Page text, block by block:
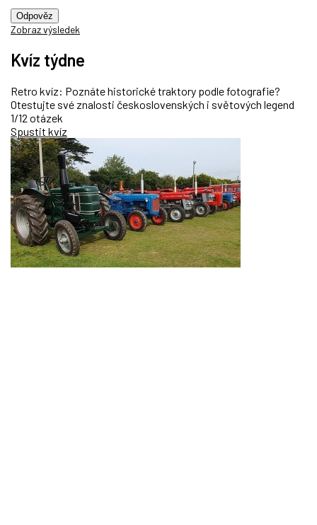
Odpověz
Zobraz výsledek
Kvíz týdne
Retro kvíz: Poznáte historické traktory podle fotografie?
Otestujte své znalosti československých i světových legend
1/12 otázek
Spustit kvíz